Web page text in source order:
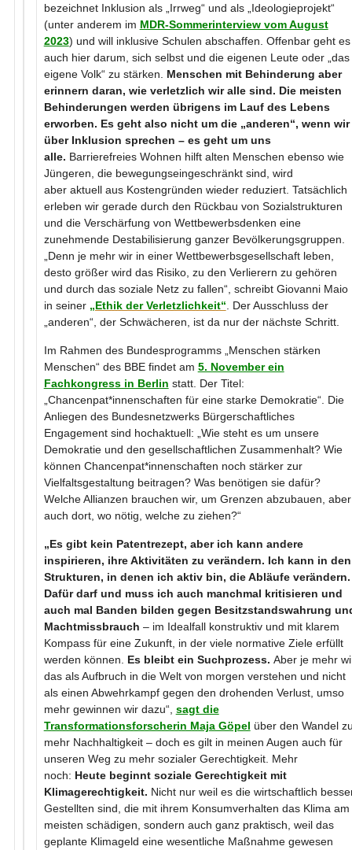
bezeichnet Inklusion als „Irrweg“ und als „Ideologieprojekt“
(unter anderem im MDR-Sommerinterview vom August
2023) und will inklusive Schulen abschaffen. Offenbar geht es
auch hier darum, sich selbst und die eigenen Leute oder „das
eigene Volk“ zu stärken. Menschen mit Behinderung aber
erinnern daran, wie verletzlich wir alle sind. Die meisten
Behinderungen werden übrigens im Lauf des Lebens
erworben. Es geht also nicht um die „anderen“, wenn wir
über Inklusion sprechen – es geht um uns
alle. Barrierefreies Wohnen hilft alten Menschen ebenso wie
Jüngeren, die bewegungseingeschränkt sind, wird
aber aktuell aus Kostengründen wieder reduziert. Tatsächlich
erleben wir gerade durch den Rückbau von Sozialstrukturen
und die Verschärfung von Wettbewerbsdenken eine
zunehmende Destabilisierung ganzer Bevölkerungsgruppen.
„Denn je mehr wir in einer Wettbewerbsgesellschaft leben,
desto größer wird das Risiko, zu den Verlierern zu gehören
und durch das soziale Netz zu fallen“, schreibt Giovanni Maio
in seiner „Ethik der Verletzlichkeit“ . Der Ausschluss der
„anderen“, der Schwächeren, ist da nur der nächste Schritt.
Im Rahmen des Bundesprogramms „Menschen stärken
Menschen“ des BBE findet am 5. November ein
Fachkongress in Berlin statt. Der Titel:
„Chancenpat*innenschaften für eine starke Demokratie“. Die
Anliegen des Bundesnetzwerks Bürgerschaftliches
Engagement sind hochaktuell: „Wie steht es um unsere
Demokratie und den gesellschaftlichen Zusammenhalt? Wie
können Chancenpat*innenschaften noch stärker zur
Vielfaltsgestaltung beitragen? Was benötigen sie dafür?
Welche Allianzen brauchen wir, um Grenzen abzubauen, aber
auch dort, wo nötig, welche zu ziehen?“
„Es gibt kein Patentrezept, aber ich kann andere
inspirieren, ihre Aktivitäten zu verändern. Ich kann in den
Strukturen, in denen ich aktiv bin, die Abläufe verändern.
Dafür darf und muss ich auch manchmal kritisieren und
auch mal Banden bilden gegen Besitzstandswahrung
Machtmissbrauch – im Idealfall konstruktiv und mit klarem
Kompass für eine Zukunft, in der viele normative Ziele erfüllt
werden können. Es bleibt ein Suchprozess. Aber je mehr
das als Aufbruch in die Welt von morgen verstehen und nicht
als einen Abwehrkampf gegen den drohenden Verlust, umso
mehr gewinnen wir dazu“, sagt die
Transformationsforscherin Maja Göpel über den Wandel
mehr Nachhaltigkeit – doch es gilt in meinen Augen auch für
unseren Weg zu mehr sozialer Gerechtigkeit. Mehr
noch: Heute beginnt soziale Gerechtigkeit mit
Klimagerechtigkeit. Nicht nur weil es die wirtschaftlich
Gestellten sind, die mit ihrem Konsumverhalten das Klima am
meisten schädigen, sondern auch ganz praktisch, weil das
geplante Klimageld eine wesentliche Maßnahme gewesen